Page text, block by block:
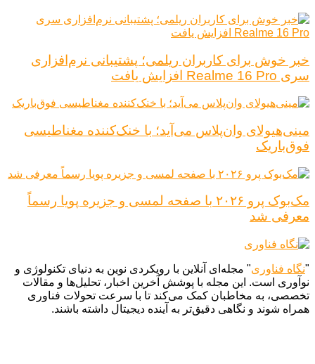
خبر خوش برای کاربران ریلمی؛ پشتیبانی نرم‌افزاری
سری Realme 16 Pro افزایش یافت
مینی‌هیولای وان‌پلاس می‌آید؛ با خنک‌کننده مغناطیسی
فوق‌باریک
مک‌بوک پرو ۲۰۲۶ با صفحه لمسی و جزیره پویا رسماً
معرفی شد
"نگاه فناوری" مجله‌ای آنلاین با رویکردی نوین به دنیای تکنولوژی و
نوآوری است. این مجله با پوشش آخرین اخبار، تحلیل‌ها و مقالات
تخصصی، به مخاطبان کمک می‌کند تا با سرعت تحولات فناوری
همراه شوند و نگاهی دقیق‌تر به آینده دیجیتال داشته باشند.